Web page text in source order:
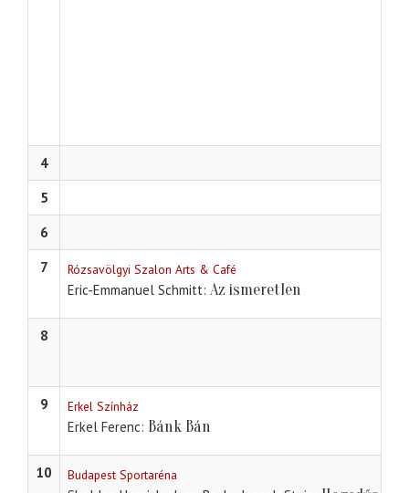
4
5
6
7
Rózsavölgyi Szalon Arts & Café
Eric-Emmanuel Schmitt Az ismeretlen
8
9 Erkel Színház
Erkel Ferenc Bánk Bán
10 Budapest Sportaréna